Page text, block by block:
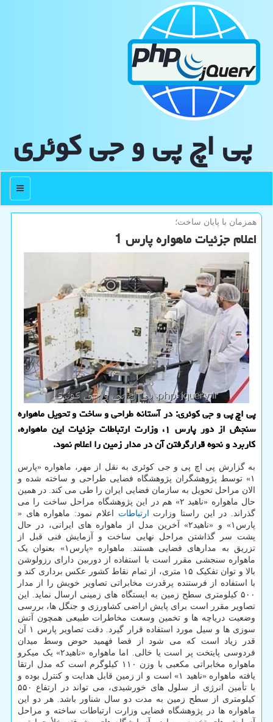
پی اچ پی و جی كوئری
منو
همزمان با پایان ساخت؛
اعلام جزئیات ماهواره پارس 1
پی اچ پی و جی كوئری: در آستانه طراحی و ساخت و تحویل ماهواره
سنجش از دور پارس ۱، وزارت ارتباطات جزئیات این ماهواره،
كاربرد و نحوه قرارگرفتن آن در مدار زمین را اعلام نمود.
به گزارش پی اچ پی و جی کوئری به نقل از مهر، ماهواره «پارس
۱» توسط پژوهشگران پژوهشگاه فضایی طراحی و ساخته شده و
الان مراحل تحویل به سازمان فضایی ایران را طی می کند. در همین
حال ماهواره «ناهید ۲» هم در این پژوهشگاه مراحل ساخت را می
گذراند. در این راستا وزارت
ارتباطات اعلام نمود: ماهواره های «
پارس۱» و «ناهید۲» آخرین مدل از ماهواره های ایرانی، در حال
پشت سر گذاشتن مراحل نهایی ساخت و آزمایش فنی قبل از
تزریق به مدارهای فضایی هستند. ماهواره «پارس۱» بعنوان یک
ماهواره سنجشی مقرر است با استفاده از دوربین دارای رزولوشن
بالا و توان تفکیک ۱۵ متری، از تمام نقاط کشور عکس برداری کند و
با استفاده از فرستنده پرقدرت مخابراتی تصاویر خویش را از مدار
۵۰۰ کیلومتری سطح زمین به ایستگاه های زمینی ارسال نماید. این
تصاویر مقرر است برای پایش اراضی کشاورزی و جنگل ها، بررسی
وضعیت دریاچه ها و تخمین وسعت مخاطرات طبیعی همچون آتش
سوزی ها و سیل مورد استفاده قرار گیرد. دقت تصاویر پارس ۱ آن
قدر زیاد است که می شود از فضا فهمید حوض وسط میدان
فردوسی پایتخت پر است یا خالی. اما ماهواره «ناهید۲» یک میکرو
ماهواره مخابراتی مکعبی با وزن ۱۱۰ کیلوگرم است که مدل ارتقا
یافته ماهواره «ناهید ۱» است و از زمین قابل هدایت و کنترل بوده و
با تأمین انرژی از سلول های خورشیدی، می تواند در ارتفاع ۵۵۰
کیلومتری از سطح زمین به مدت دو سال شناور باشد. هر دو این
ماهواره ها در پژوهشگاه فضایی وزارت ارتباطات ساخته و مراحل